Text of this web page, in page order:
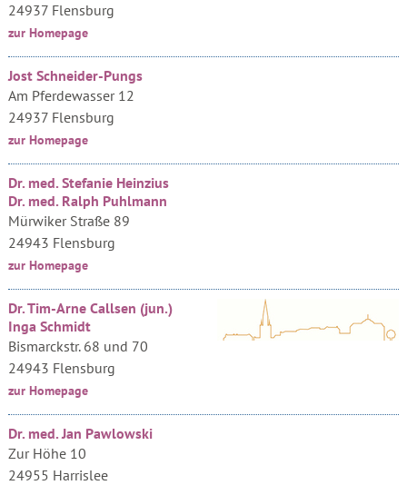
24937 Flensburg
zur Homepage
Jost Schneider-Pungs
Am Pferdewasser 12
24937 Flensburg
zur Homepage
Dr. med. Stefanie Heinzius
Dr. med. Ralph Puhlmann
Mürwiker Straße 89
24943 Flensburg
zur Homepage
Dr. Tim-Arne Callsen (jun.)
Inga Schmidt
Bismarckstr. 68 und 70
24943 Flensburg
zur Homepage
Dr. med. Jan Pawlowski
Zur Höhe 10
24955 Harrislee